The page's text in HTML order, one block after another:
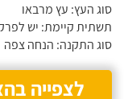
סוג העץ: עץ מרבאו
תשתית קיימת: יש
סוג התקנה: הנחה צפה
לצפייה